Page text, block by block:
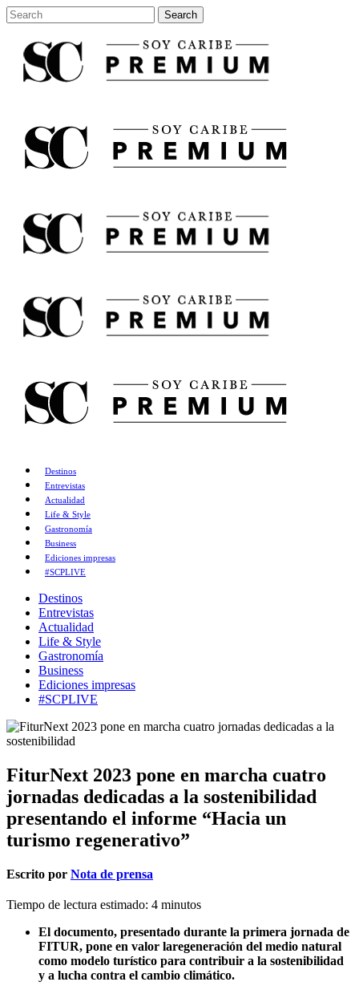
Destinos
Entrevistas
Actualidad
Life & Style
Gastronomía
Business
Ediciones impresas
#SCPLIVE
Destinos
Entrevistas
Actualidad
Life & Style
Gastronomía
Business
Ediciones impresas
#SCPLIVE
FiturNext 2023 pone en marcha cuatro
jornadas dedicadas a la sostenibilidad
presentando el informe “Hacia un
turismo regenerativo”
Escrito por Nota de prensa
Tiempo de lectura estimado: 4 minutos
El documento, presentado durante la primera jornada de
FITUR, pone en valor laregeneración del medio natural
como modelo turístico para contribuir a la sostenibilidad
y a lucha contra el cambio climático.